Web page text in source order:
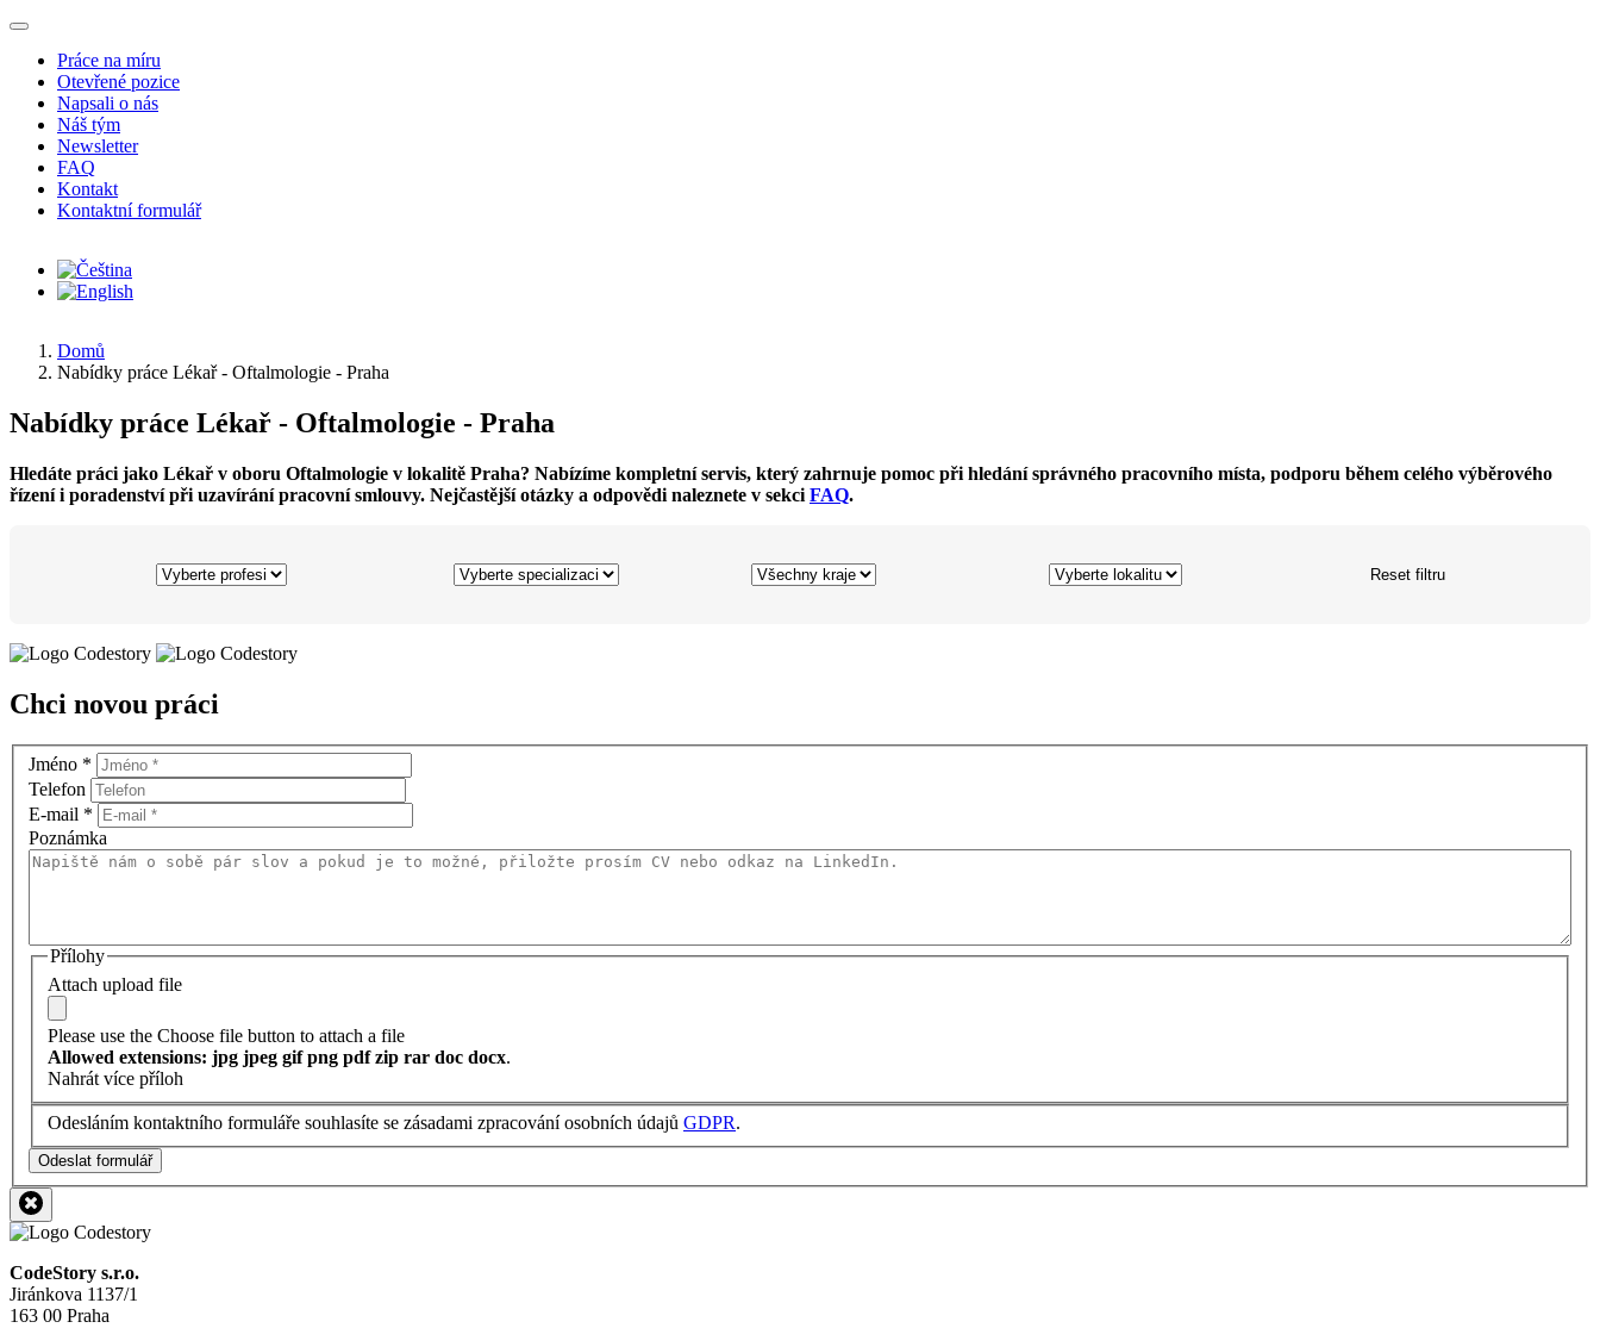
Přejít k hlavnímu obsahu
Práce na míru
Otevřené pozice
Napsali o nás
Náš tým
Newsletter
FAQ
Kontakt
Kontaktní formulář
Domů
Nabídky práce Lékař - Oftalmologie - Praha
Nabídky práce Lékař - Oftalmologie - Praha
Hledáte práci jako Lékař v oboru Oftalmologie v lokalitě Praha? Nabízíme kompletní servis, který zahrnuje pomoc při hledání správného pracovního místa, podporu během celého výběrového
řízení i poradenství při uzavírání pracovní smlouvy. Nejčastější otázky a odpovědi naleznete v sekci FAQ.
Reset filtru
Chci novou práci
Jméno *
Telefon
E-mail *
Poznámka
Přílohy
Attach upload file
Please use the Choose file button to attach a file
Allowed extensions: jpg jpeg gif png pdf zip rar doc docx.
Nahrát více příloh
Odesláním kontaktního formuláře souhlasíte se zásadami zpracování osobních údajů GDPR.
Odeslat formulář
CodeStory s.r.o.
Jiránkova 1137/1
163 00 Praha